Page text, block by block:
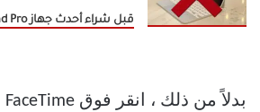
قبل شراء أحدث جهاز iPad Pro